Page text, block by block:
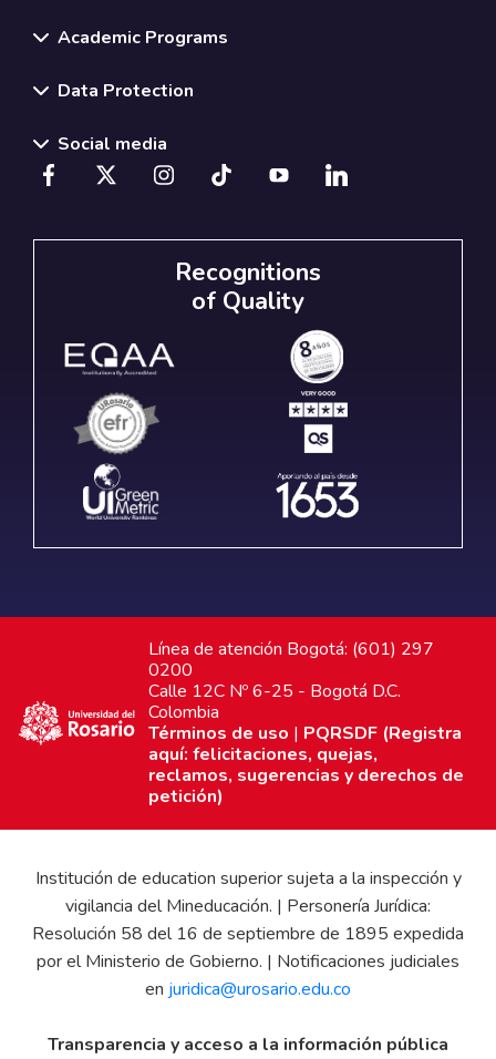
Academic Programs
Data Protection
Social media
Recognitions
of Quality
Línea de atención Bogotá: (601) 297
0200
Calle 12C Nº 6-25 - Bogotá D.C.
Colombia
Términos de uso | PQRSDF (Registra
aquí: felicitaciones, quejas,
reclamos, sugerencias y derechos de
petición)
Institución de education superior sujeta a la inspección y
vigilancia del Mineducación. | Personería Jurídica:
Resolución 58 del 16 de septiembre de 1895 expedida
por el Ministerio de Gobierno. | Notificaciones judiciales
en juridica@urosario.edu.co
Transparencia y acceso a la información pública